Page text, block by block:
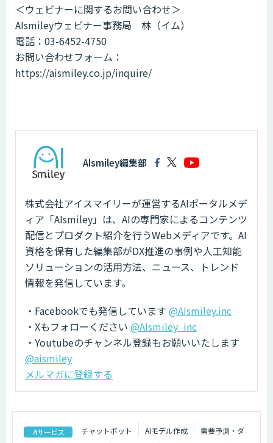
＜ウェビナーに関するお問い合わせ＞
AIsmileyウェビナー事務局 林（イム）
電話：03-6452-4750
お問い合わせフォーム：
https://aismiley.co.jp/inquire/
AIsmiley編集部
株式会社アイスマイリーが運営するAIポータルメデ
ィア「AIsmiley」は、AIの専門家によるコンテンツ
配信とプロダクト紹介を行うWebメディアです。AI
資格を保有した編集部がDX推進の事例や人工知能
ソリューションの活用方法、ニュース、トレンド
情報を発信しています。
・Facebookでも発信しています @AIsmiley.inc
・Xもフォローください @AIsmiley_inc
・Youtubeのチャンネル登録もお願いいたします
@aismiley
メルマガに登録する
AIサービス チャットボット AIモデル作成
需要予測・ダ